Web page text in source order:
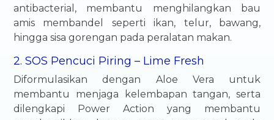
antibacterial, membantu menghilangkan bau
amis membandel seperti ikan, telur, bawang,
hingga sisa gorengan pada peralatan makan.
2. SOS Pencuci Piring – Lime Fresh
Diformulasikan dengan Aloe Vera untuk
membantu menjaga kelembapan tangan, serta
dilengkapi Power Action yang membantu